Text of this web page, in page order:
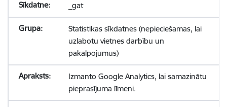
_gat
Statistikas sīkdatnes (nepieciešamas, lai
uzlabotu vietnes darbību un
pakalpojumus)
Izmanto Google Analytics, lai samazinātu
pieprasījuma līmeni.